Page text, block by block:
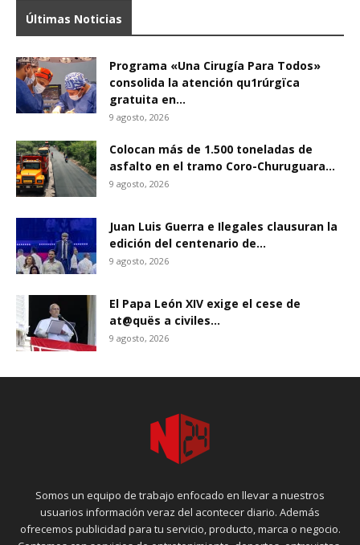
Últimas Noticias
Programa «Una Cirugía Para Todos»
consolida la atención qu1rúrgïca
gratuita en...
9 agosto, 2026
Colocan más de 1.500 toneladas de
asfalto en el tramo Coro-Churuguara...
9 agosto, 2026
Juan Luis Guerra e Ilegales clausuran la
edición del centenario de...
9 agosto, 2026
El Papa León XIV exige el cese de
at@quës a civiles...
9 agosto, 2026
Somos un equipo de trabajo enfocado en llevar a nuestros
usuarios información veraz del acontecer diario. Además
ofrecemos publicidad para tu servicio, producto, marca o negocio.